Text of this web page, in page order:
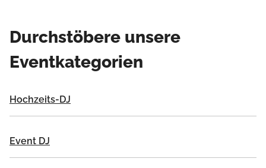
Durchstöbere unsere
Eventkategorien
Hochzeits-DJ
Event DJ